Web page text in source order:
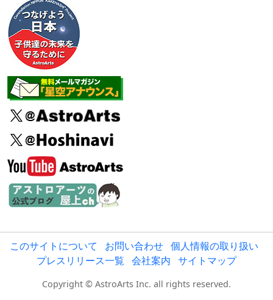
このサイトについて お問い合わせ 個人情報の取り扱い
プレスリリース一覧 会社案内 サイトマップ
Copyright © AstroArts Inc. all rights reserved.